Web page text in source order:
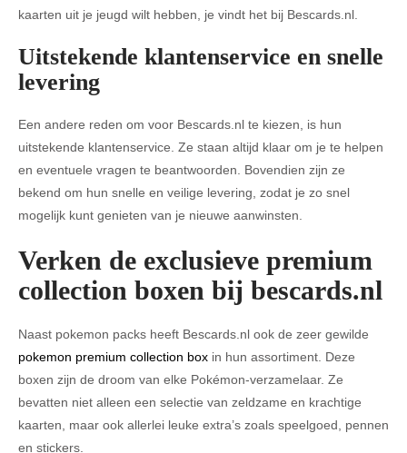
kaarten uit je jeugd wilt hebben, je vindt het bij Bescards.nl.
Uitstekende klantenservice en snelle
levering
Een andere reden om voor Bescards.nl te kiezen, is hun
uitstekende klantenservice. Ze staan altijd klaar om je te helpen
en eventuele vragen te beantwoorden. Bovendien zijn ze
bekend om hun snelle en veilige levering, zodat je zo snel
mogelijk kunt genieten van je nieuwe aanwinsten.
Verken de exclusieve premium
collection boxen bij bescards.nl
Naast pokemon packs heeft Bescards.nl ook de zeer gewilde
pokemon premium collection box in hun assortiment. Deze
boxen zijn de droom van elke Pokémon-verzamelaar. Ze
bevatten niet alleen een selectie van zeldzame en krachtige
kaarten, maar ook allerlei leuke extra’s zoals speelgoed, pennen
en stickers.